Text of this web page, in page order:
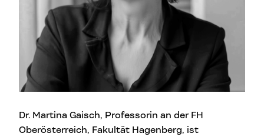
Dr. Martina Gaisch, Professorin an der FH
Oberösterreich, Fakultät Hagenberg, ist